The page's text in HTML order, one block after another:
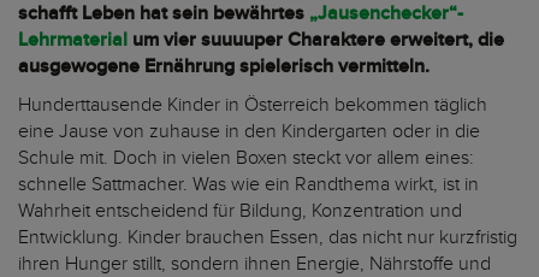
schafft Leben hat sein bewährtes „Jausenchecker“-
Lehrmaterial um vier suuuuper Charaktere erweitert, die
ausgewogene Ernährung spielerisch vermitteln.
Hunderttausende Kinder in Österreich bekommen täglich
eine Jause von zuhause in den Kindergarten oder in die
Schule mit. Doch in vielen Boxen steckt vor allem eines:
schnelle Sattmacher. Was wie ein Randthema wirkt, ist in
Wahrheit entscheidend für Bildung, Konzentration und
Entwicklung. Kinder brauchen Essen, das nicht nur kurzfristig
ihren Hunger stillt, sondern ihnen Energie, Nährstoffe und